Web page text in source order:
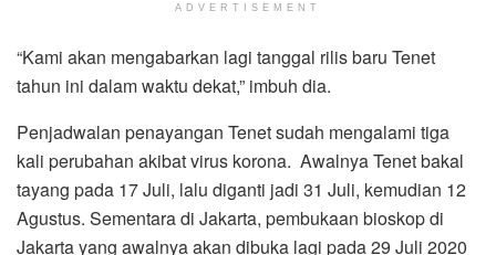
ADVERTISEMENT
“Kami akan mengabarkan lagi tanggal rilis baru Tenet
tahun ini dalam waktu dekat,” imbuh dia.
Penjadwalan penayangan Tenet sudah mengalami tiga
kali perubahan akibat virus korona. Awalnya Tenet bakal
tayang pada 17 Juli, lalu diganti jadi 31 Juli, kemudian 12
Agustus. Sementara di Jakarta, pembukaan bioskop di
Jakarta yang awalnya akan dibuka lagi pada 29 Juli 2020